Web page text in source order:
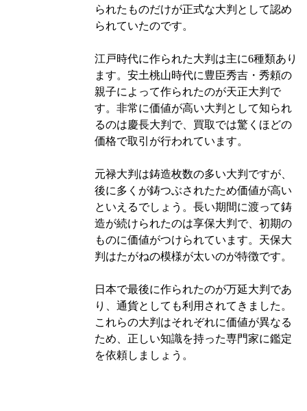
られたものだけが正式な大判として認め
られていたのです。
江戸時代に作られた大判は主に6種類あり
ます。安土桃山時代に豊臣秀吉・秀頼の
親子によって作られたのが天正大判で
す。非常に価値が高い大判として知られ
るのは慶長大判で、買取では驚くほどの
価格で取引が行われています。
元禄大判は鋳造枚数の多い大判ですが、
後に多くが鋳つぶされたため価値が高い
といえるでしょう。長い期間に渡って鋳
造が続けられたのは享保大判で、初期の
ものに価値がつけられています。天保大
判はたがねの模様が太いのが特徴です。
日本で最後に作られたのが万延大判であ
り、通貨としても利用されてきました。
これらの大判はそれぞれに価値が異なる
ため、正しい知識を持った専門家に鑑定
を依頼しましょう。